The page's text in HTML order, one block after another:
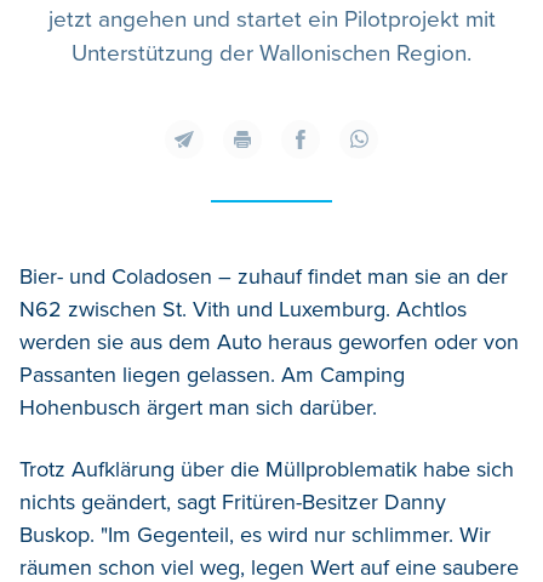
jetzt angehen und startet ein Pilotprojekt mit
Unterstützung der Wallonischen Region.
Bier- und Coladosen – zuhauf findet man sie an der
N62 zwischen St. Vith und Luxemburg. Achtlos
werden sie aus dem Auto heraus geworfen oder von
Passanten liegen gelassen. Am Camping
Hohenbusch ärgert man sich darüber.
Trotz Aufklärung über die Müllproblematik habe sich
nichts geändert, sagt Fritüren-Besitzer Danny
Buskop. "Im Gegenteil, es wird nur schlimmer. Wir
räumen schon viel weg, legen Wert auf eine saubere